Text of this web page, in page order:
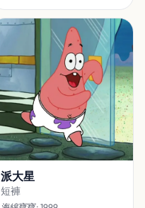
派大星
短褲